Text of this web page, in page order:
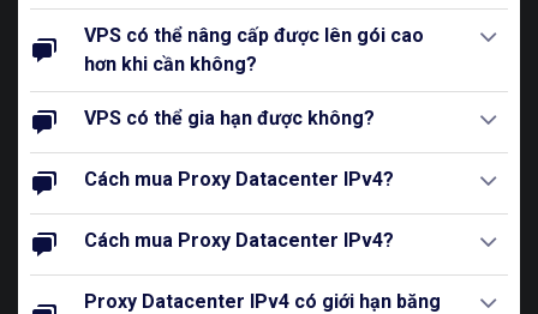
VPS có thể nâng cấp được lên gói cao
hơn khi cần không?
VPS có thể gia hạn được không?
Cách mua Proxy Datacenter IPv4?
Cách mua Proxy Datacenter IPv4?
Proxy Datacenter IPv4 có giới hạn băng